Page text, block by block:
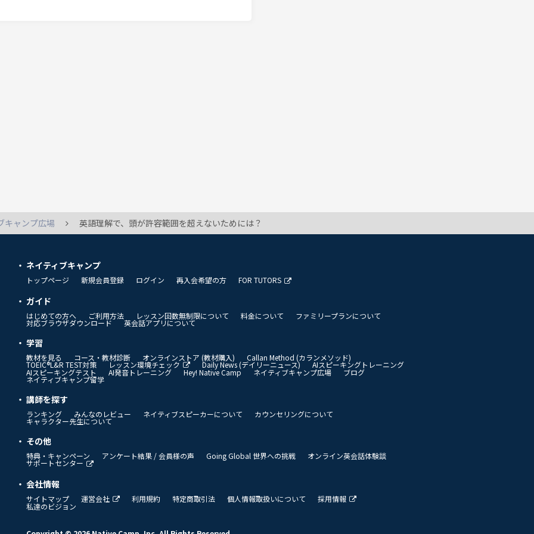
キャンプ広場 英語理解で、頭が許容範囲を超えないためには？
ネイティブキャンプ
トップページ 新規会員登録 ログイン 再入会希望の方 FOR TUTORS
ガイド
はじめての方へ ご利用方法 レッスン回数無制限について 料金について ファミリープランについて
対応ブラウザダウンロード 英会話アプリについて
学習
教材を見る コース・教材診断 オンラインストア (教材購入) Callan Method (カランメソッド)
TOEIC®L&R TEST対策 レッスン環境チェック Daily News (デイリーニュース)
AIスピーキングトレーニング
AIスピーキングテスト
AI発音トレーニング Hey! Native Camp ネイティブキャンプ広場 ブログ
ネイティブキャンプ留学
講師を探す
ランキング みんなのレビュー ネイティブスピーカーについて カウンセリングについて
キャラクター先生について
その他
特典・キャンペーン アンケート結果 / 会員様の声 Going Global 世界への挑戦 オンライン英会話体験談
サポートセンター
会社情報
サイトマップ 運営会社 利用規約 特定商取引法 個人情報取扱いについて 採用情報
私達のビジョン